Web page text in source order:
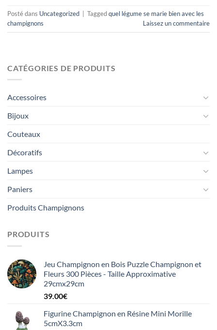
Posté dans Uncategorized Taggedquel légume se marie bien avec les
champignons
Laissez un commentaire
CATÉGORIES DE PRODUITS
Accessoires
Bijoux
Couteaux
Décoratifs
Lampes
Paniers
Produits Champignons
PRODUITS
Jeu Champignon en Bois Puzzle Champignon et
Fleurs 300 Pièces - Taille Approximative
29cmx29cm
39.00€
Figurine Champignon en Résine Mini Morille
5cmX3.3cm